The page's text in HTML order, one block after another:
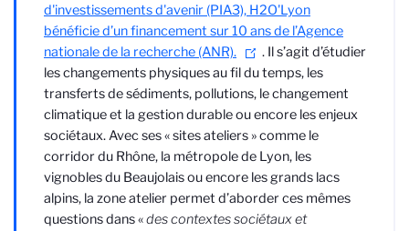
d'investissements d'avenir (PIA3), H2O'Lyon
bénéficie d’un financement sur 10 ans de l’Agence
nationale de la recherche (ANR).
. Il s’agit d’étudier
les changements physiques au fil du temps, les
transferts de sédiments, pollutions, le changement
climatique et la gestion durable ou encore les enjeux
sociétaux. Avec ses « sites ateliers » comme le
corridor du Rhône, la métropole de Lyon, les
vignobles du Beaujolais ou encore les grands lacs
alpins, la zone atelier permet d’aborder ces mêmes
questions dans «des contextes sociétaux et